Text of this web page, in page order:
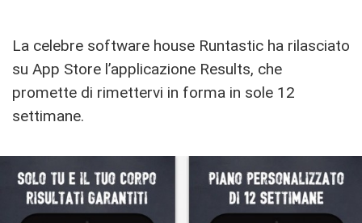
La celebre software house Runtastic ha rilasciato
su App Store l’applicazione Results, che
promette di rimettervi in forma in sole 12
settimane.